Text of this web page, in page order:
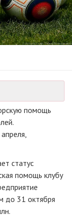
помощь
статус
помощь клубу
до 31 октября